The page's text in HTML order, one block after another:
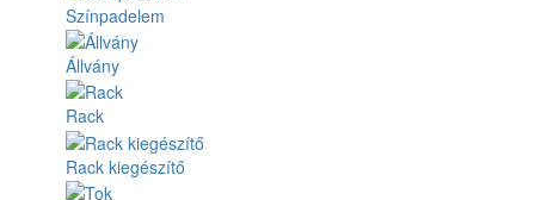
Színpadelem
Állvány
Rack
Rack kiegészítő